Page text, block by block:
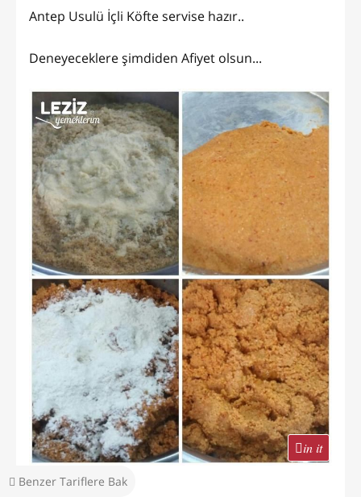
Benzer Tariflere Bak
Antep Usulü İçli Köfte servise hazır..
Deneyeceklere şimdiden Afiyet olsun...
in it